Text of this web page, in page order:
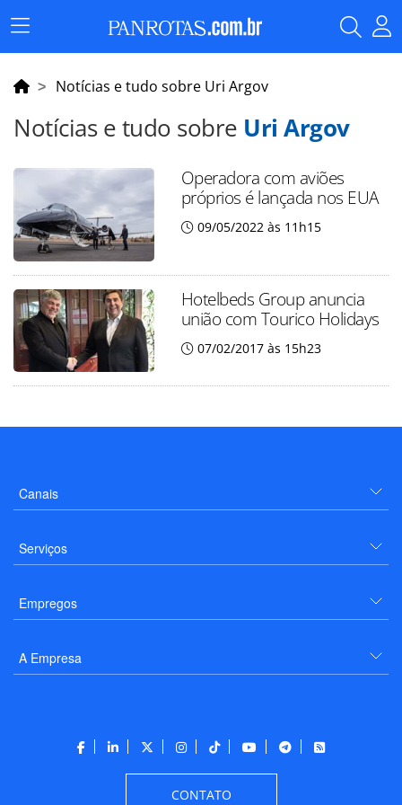
Menu
Principal
Notícias e tudo sobre Uri Argov
Notícias e tudo sobre Uri Argov
Operadora com aviões
próprios é lançada nos EUA
09/05/2022 às 11h15
Hotelbeds Group anuncia
união com Tourico Holidays
07/02/2017 às 15h23
Canais
Serviços
Empregos
A Empresa
CONTATO